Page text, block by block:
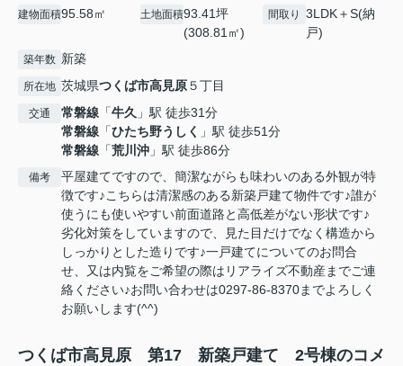
建物面積95.58㎡ 土地面積93.41坪
(308.81㎡)
間取り
3LDK＋S(納
戸)
築年数 新築
所在地 茨城県つくば市高見原５丁目
交通 常磐線 「牛久 」駅 徒歩31分
常磐線 「ひたち野うしく 」駅 徒歩51分
常磐線 「荒川沖 」駅 徒歩86分
備考
平屋建てですので、簡潔ながらも味わいのある外観が特
徴です♪こちらは清潔感のある新築戸建て物件です♪誰が
使うにも使いやすい前面道路と高低差がない形状です♪
劣化対策をしていますので、見た目だけでなく構造から
しっかりとした造りです♪一戸建てについてのお問合
せ、又は内覧をご希望の際はリアライズ不動産までご連
絡ください♪お問い合わせは0297-86-8370までよろしく
お願いします(^^)
つくば市高見原 第17 新築戸建て 2号棟のコメ